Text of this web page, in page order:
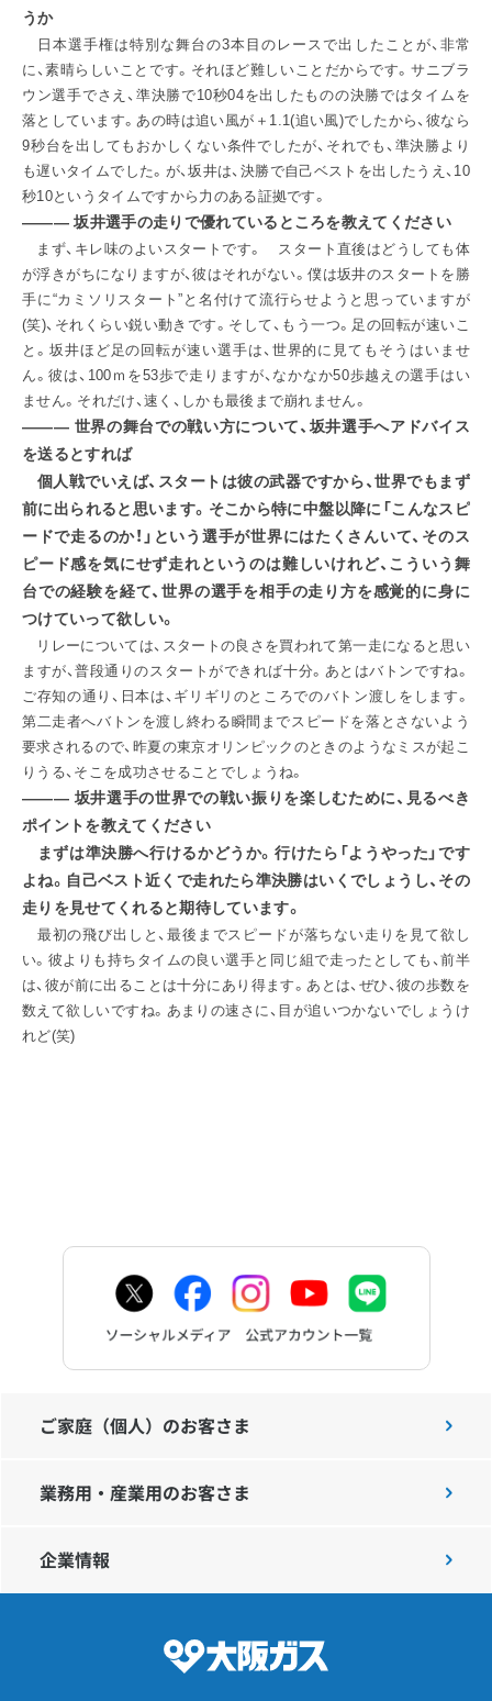
企業情報
ご家庭のお客さま
業務用・産業用のお客さま
お問い合わせ English
うか
日本選手権は特別な舞台の3本目のレースで出したことが、非常
に、素晴らしいことです。それほど難しいことだからです。サニブラ
ウン選手でさえ、準決勝で10秒04を出したものの決勝ではタイムを
落としています。あの時は追い風が＋1.1(追い風)でしたから、彼なら
9秒台を出してもおかしくない条件でしたが、それでも、準決勝より
も遅いタイムでした。が、坂井は、決勝で自己ベストを出したうえ、10
秒10というタイムですから力のある証拠です。
――― 坂井選手の走りで優れているところを教えてください
まず、キレ味のよいスタートです。 スタート直後はどうしても体
が浮きがちになりますが、彼はそれがない。僕は坂井のスタートを勝
手に“カミソリスタート”と名付けて流行らせようと思っていますが
(笑)、それくらい鋭い動きです。そして、もう一つ。足の回転が速いこ
と。坂井ほど足の回転が速い選手は、世界的に見てもそうはいませ
ん。彼は、100ｍを53歩で走りますが、なかなか50歩越えの選手はい
ません。それだけ、速く、しかも最後まで崩れません。
――― 世界の舞台での戦い方について、坂井選手へアドバイス
を送るとすれば
個人戦でいえば、スタートは彼の武器ですから、世界でもまず
前に出られると思います。そこから特に中盤以降に「こんなスピ
ードで走るのか！」という選手が世界にはたくさんいて、そのス
ピード感を気にせず走れというのは難しいけれど、こういう舞
台での経験を経て、世界の選手を相手の走り方を感覚的に身に
つけていって欲しい。
リレーについては、スタートの良さを買われて第一走になると思い
ますが、普段通りのスタートができれば十分。あとはバトンですね。
ご存知の通り、日本は、ギリギリのところでのバトン渡しをします。
第二走者へバトンを渡し終わる瞬間までスピードを落とさないよう
要求されるので、昨夏の東京オリンピックのときのようなミスが起こ
りうる、そこを成功させることでしょうね。
――― 坂井選手の世界での戦い振りを楽しむために、見るべき
ポイントを教えてください
まずは準決勝へ行けるかどうか。行けたら「ようやった」です
よね。自己ベスト近くで走れたら準決勝はいくでしょうし、その
走りを見せてくれると期待しています。
最初の飛び出しと、最後までスピードが落ちない走りを見て欲し
い。彼よりも持ちタイムの良い選手と同じ組で走ったとしても、前半
は、彼が前に出ることは十分にあり得ます。あとは、ぜひ、彼の歩数を
数えて欲しいですね。あまりの速さに、目が追いつかないでしょうけ
れど(笑)
ご家庭（個人）のお客さま
業務用・産業用のお客さま
企業情報